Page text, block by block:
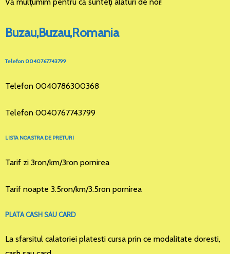
Buzau,Buzau,Romania
Telefon 0040767743799
Telefon 0040786300368
Telefon 0040767743799
LISTA NOASTRA DE PRETURI
Tarif zi 3ron/km/3ron pornirea
Tarif noapte 3.5ron/km/3.5ron pornirea
PLATA CASH SAU CARD
La sfarsitul calatoriei platesti cursa prin ce modalitate doresti,